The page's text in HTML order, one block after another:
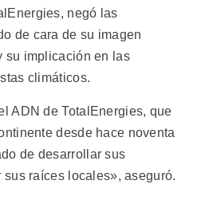
negó las
de cara de su imagen
su implicación en las
climáticos.
ADN de TotalEnergies, que
desde hace noventa
de desarrollar sus
raíces locales», aseguró.